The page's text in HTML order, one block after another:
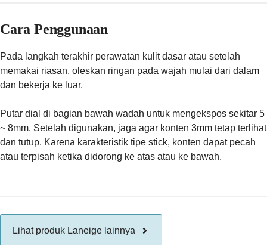
Cara Penggunaan
Pada langkah terakhir perawatan kulit dasar atau setelah
memakai riasan, oleskan ringan pada wajah mulai dari dalam
dan bekerja ke luar.
Putar dial di bagian bawah wadah untuk mengekspos sekitar 5
~ 8mm. Setelah digunakan, jaga agar konten 3mm tetap terlihat
dan tutup. Karena karakteristik tipe stick, konten dapat pecah
atau terpisah ketika didorong ke atas atau ke bawah.
Lihat produk Laneige lainnya